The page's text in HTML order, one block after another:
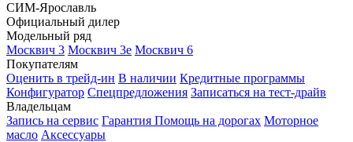
СИМ-Ярославль
Официальный дилер
Модельный ряд
Москвич 3 Москвич 3е Москвич 6
Покупателям
Оценить в трейд-ин В наличии Кредитные программы
Конфигуратор Спецпредложения Записаться на тест-драйв
Владельцам
Запись на сервис Гарантия Помощь на дорогах Моторное
масло Аксессуары